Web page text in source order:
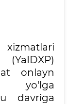
onlayn
yo‘lga
davriga